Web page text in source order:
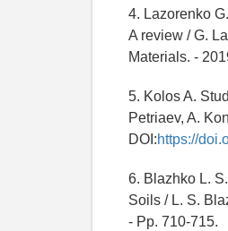
4. Lazorenko
A review / G.
Materials. -
5. Kolos A.
Petriaev, A.
DOI:https://
6. Blazhko L.
Soils / L. S.
- Рp. 710-715.